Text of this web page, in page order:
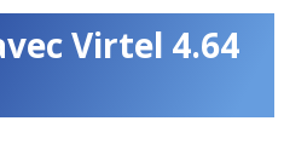
Virtel 4.64